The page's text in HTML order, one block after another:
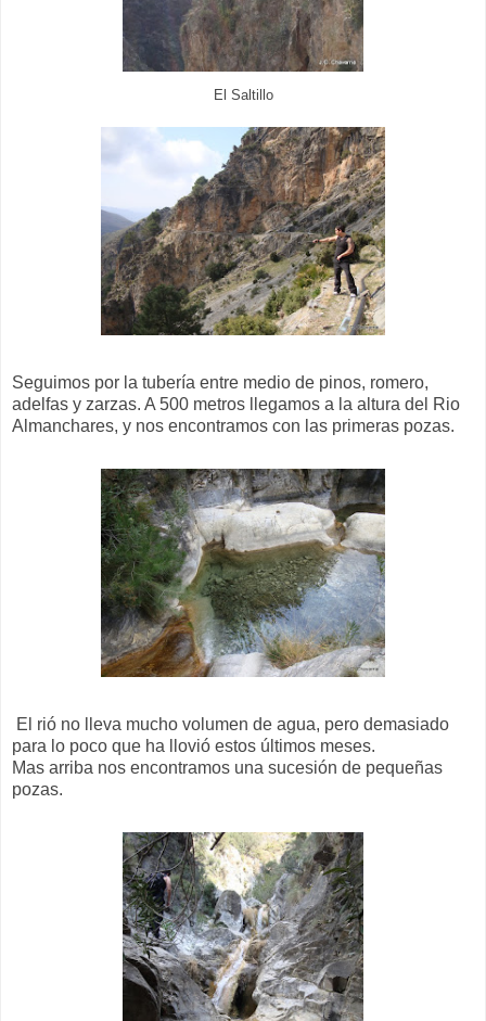
El Saltillo
Seguimos por la tubería entre medio de pinos, romero,
adelfas y zarzas. A 500 metros llegamos a la altura del Rio
Almanchares, y nos encontramos con las primeras pozas.
El rió no lleva mucho volumen de agua, pero demasiado
para lo poco que ha llovió estos últimos meses.
Mas arriba nos encontramos una sucesión de pequeñas
pozas.